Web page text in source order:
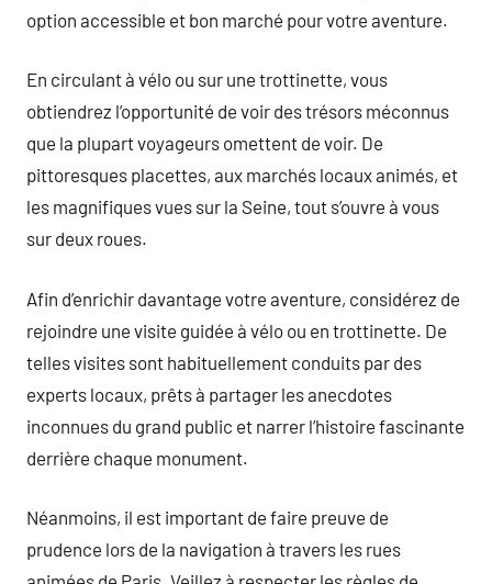
option accessible et bon marché pour votre aventure.
En circulant à vélo ou sur une trottinette, vous
obtiendrez l’opportunité de voir des trésors méconnus
que la plupart voyageurs omettent de voir. De
pittoresques placettes, aux marchés locaux animés, et
les magnifiques vues sur la Seine, tout s’ouvre à vous
sur deux roues.
Afin d’enrichir davantage votre aventure, considérez de
rejoindre une visite guidée à vélo ou en trottinette. De
telles visites sont habituellement conduits par des
experts locaux, prêts à partager les anecdotes
inconnues du grand public et narrer l’histoire fascinante
derrière chaque monument.
Néanmoins, il est important de faire preuve de
prudence lors de la navigation à travers les rues